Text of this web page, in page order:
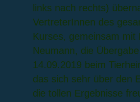
links nach rechts)
VertreterInnen des
Kurses, gemeinsam mit
Neumann, die
14.09.2019 beim
das sich sehr über den
die tollen Ergebnisse